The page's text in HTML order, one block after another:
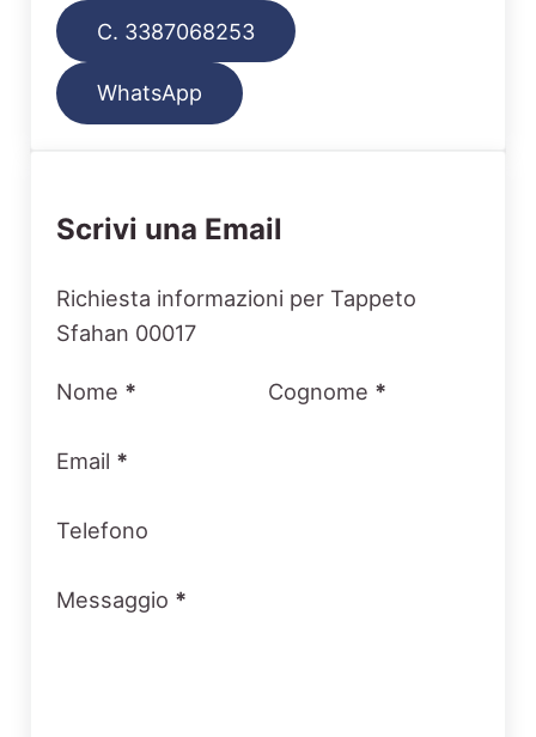
C. 3387068253
WhatsApp
Scrivi una Email
Section
Richiesta informazioni per Tappeto
Sfahan 00017
Nome * Cognome *
Email *
Telefono
Messaggio *